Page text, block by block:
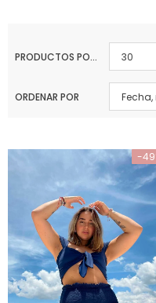
PRODUCTOS POR PÁGINA 30
ORDENAR POR
-